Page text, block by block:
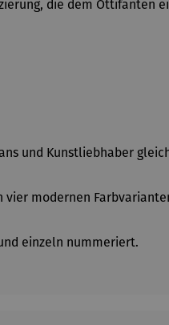
die dem Ottifanten
und Kunstliebhaber
modernen
einzeln nummeriert.